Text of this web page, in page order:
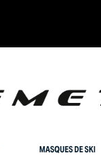
MASQUES DE SKI